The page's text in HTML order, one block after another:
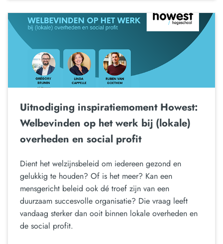
Uitnodiging inspiratiemoment Howest:
Welbevinden op het werk bij (lokale)
overheden en social profit
Dient het welzijnsbeleid om iedereen gezond en
gelukkig te houden? Of is het meer? Kan een
mensgericht beleid ook dé troef zijn van een
duurzaam succesvolle organisatie? Die vraag leeft
vandaag sterker dan ooit binnen lokale overheden en
de social profit.